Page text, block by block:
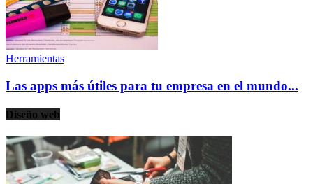
Herramientas
Las apps más útiles para tu empresa en el mundo...
Diseño web